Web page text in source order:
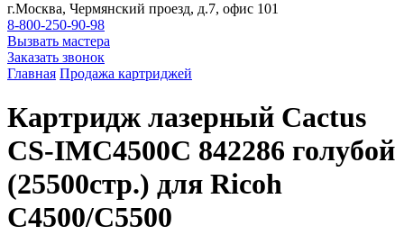
г.Москва, Чермянский проезд, д.7, офис 101
8-800-250-90-98
Вызвать мастера
Заказать звонок
Главная Продажа картриджей
Картридж лазерный Cactus
CS-IMC4500C 842286 голубой
(25500стр.) для Ricoh
C4500/C5500